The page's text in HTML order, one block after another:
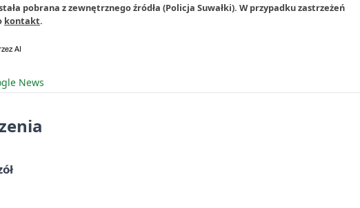
pobrana z zewnętrznego źródła (Policja Suwałki). W przypadku zastrzeżeń
kontakt.
News